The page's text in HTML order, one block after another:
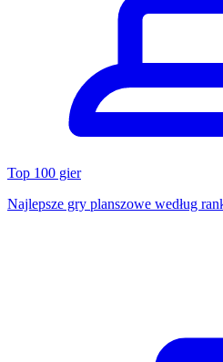
Top 100 gier
Najlepsze gry planszowe według